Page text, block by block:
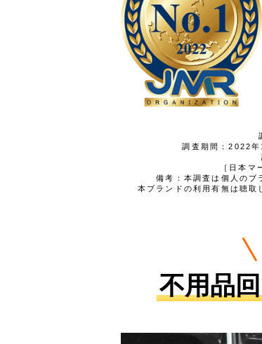
調査期間：2022
［日本
備考：本調査は個人のブ
本ブランドの利用有無は聴取
不用品